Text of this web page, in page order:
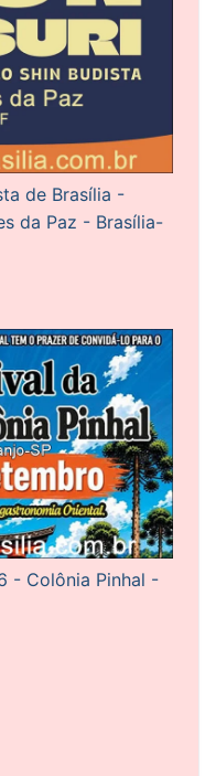
de Brasília -
da Paz - Brasília-
- Colônia Pinhal -